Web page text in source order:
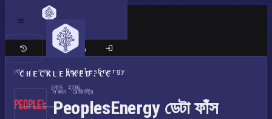
CHECKLEAKED.CC
লোড হচ্ছে
ক্লাসিক সাইট
হোম / লঙ্ঘন / PeoplesEnergy
লঙ্ঘন রেজিস্ট্রি
PeoplesEnergy ডেটা ফাঁস